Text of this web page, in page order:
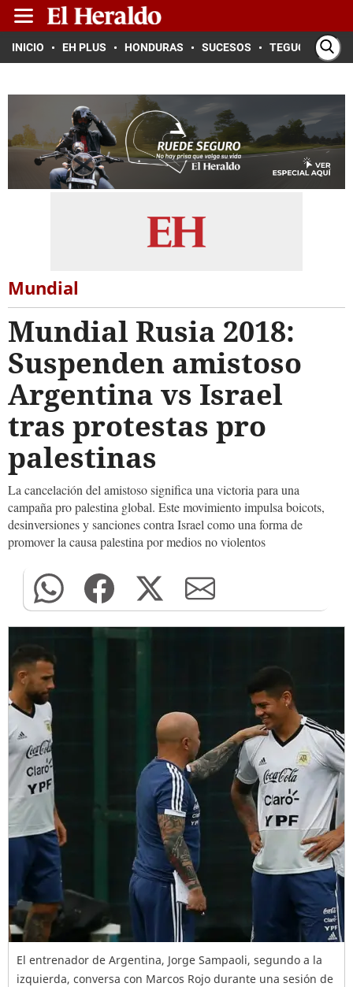
INICIO EH PLUS HONDURAS SUCESOS TEGUCIGALPA
Mundial
Mundial Rusia 2018:
Suspenden amistoso
Argentina vs Israel
tras protestas pro
palestinas
La cancelación del amistoso significa una victoria para una
campaña pro palestina global. Este movimiento impulsa boicots,
desinversiones y sanciones contra Israel como una forma de
promover la causa palestina por medios no violentos
El entrenador de Argentina, Jorge Sampaoli, segundo a la
izquierda, conversa con Marcos Rojo durante una sesión de